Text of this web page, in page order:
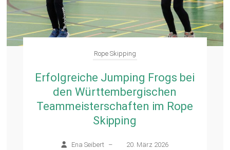
Rope Skipping
Erfolgreiche Jumping Frogs bei
den Württembergischen
Teammeisterschaften im Rope
Skipping
Ena Seibert – 20. März 2026